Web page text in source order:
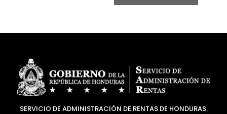
SERVICIO DE ADMINISTRACIÓN DE RENTAS DE HONDURAS.